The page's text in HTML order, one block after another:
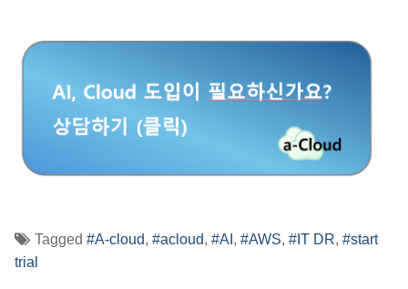
Tagged #A-cloud, #acloud, #AI , #AWS, #IT DR, #start
trial